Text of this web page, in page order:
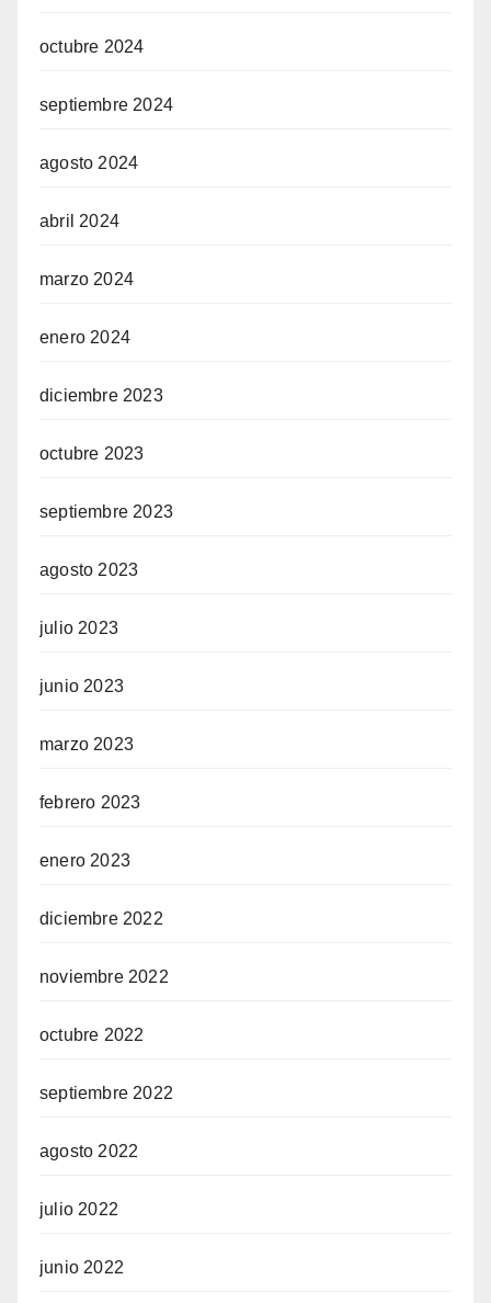
octubre 2024
septiembre 2024
agosto 2024
abril 2024
marzo 2024
enero 2024
diciembre 2023
octubre 2023
septiembre 2023
agosto 2023
julio 2023
junio 2023
marzo 2023
febrero 2023
enero 2023
diciembre 2022
noviembre 2022
octubre 2022
septiembre 2022
agosto 2022
julio 2022
junio 2022